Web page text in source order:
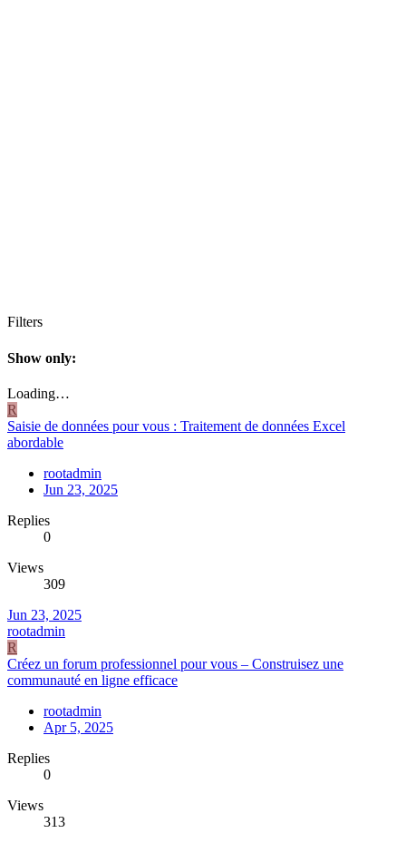
Filters
Show only:
Loading…
R
Saisie de données pour vous : Traitement de données Excel
abordable
rootadmin
Jun 23, 2025
Replies
0
Views
309
Jun 23, 2025
rootadmin
R
Créez un forum professionnel pour vous – Construisez une
communauté en ligne efficace
rootadmin
Apr 5, 2025
Replies
0
Views
313